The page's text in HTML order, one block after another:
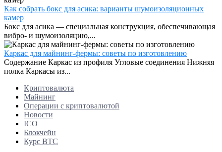
Как собрать бокс для асика: варианты шумоизоляционных
камер
Бокс для асика — специальная конструкция, обеспечивающая
вибро- и шумоизоляцию,...
Каркас для майнинг-фермы: советы по изготовлению
Содержание Каркас из профиля Угловые соединения Нижняя
полка Каркасы из...
Криптовалюта
Майнинг
Операции с криптовалютой
Новости
ICO
Блокчейн
Курс BTC